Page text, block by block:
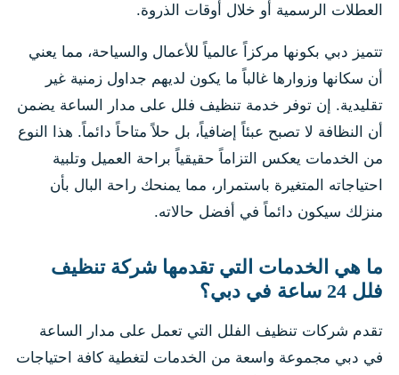
العطلات الرسمية أو خلال أوقات الذروة.
تتميز دبي بكونها مركزاً عالمياً للأعمال والسياحة، مما يعني
أن سكانها وزوارها غالباً ما يكون لديهم جداول زمنية غير
تقليدية. إن توفر خدمة تنظيف فلل على مدار الساعة يضمن
أن النظافة لا تصبح عبئاً إضافياً، بل حلاً متاحاً دائماً. هذا النوع
من الخدمات يعكس التزاماً حقيقياً براحة العميل وتلبية
احتياجاته المتغيرة باستمرار، مما يمنحك راحة البال بأن
منزلك سيكون دائماً في أفضل حالاته.
ما هي الخدمات التي تقدمها شركة تنظيف
فلل 24 ساعة في دبي؟
تقدم شركات تنظيف الفلل التي تعمل على مدار الساعة
في دبي مجموعة واسعة من الخدمات لتغطية كافة احتياجات